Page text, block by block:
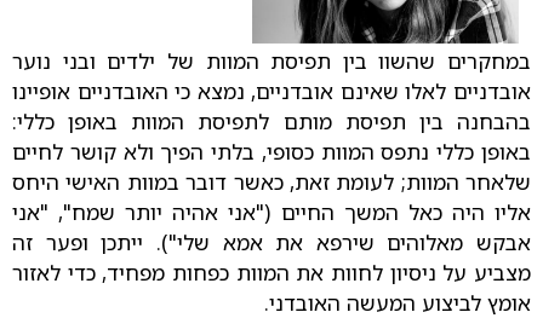
במחקרים שהשוו בין תפיסת המוות של ילדים ובני נוער
אובדניים לאלו שאינם אובדניים, נמצא כי האובדניים אופיינו
בהבחנה בין תפיסת מותם לתפיסת המוות באופן כללי:
באופן כללי נתפס המוות כסופי, בלתי הפיך ולא קושר לחיים
שלאחר המוות; לעומת זאת, כאשר דובר במוות האישי היחס
אליו היה כאל המשך החיים ("אני אהיה יותר שמח", "אני
אבקש מאלוהים שירפא את אמא שלי"). ייתכן ופער זה
מצביע על ניסיון לחוות את המוות כפחות מפחיד, כדי לאזור
אומץ לביצוע המעשה האובדני.